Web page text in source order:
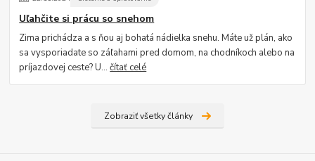
Uľahčite si prácu so snehom
Zima prichádza a s ňou aj bohatá nádielka snehu. Máte už plán, ako
sa vysporiadate so záľahami pred domom, na chodníkoch alebo na
príjazdovej ceste? U...čítať celé
Zobraziť všetky články